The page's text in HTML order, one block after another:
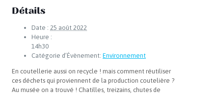
Détails
Date : 25 août 2022
Heure :
14h30
Catégorie d’Évènement: Environnement
En coutellerie aussi on recycle ! mais comment réutiliser
ces déchets qui proviennent de la production coutelière ?
Au musée on a trouvé ! Chatilles, treizains, chutes de